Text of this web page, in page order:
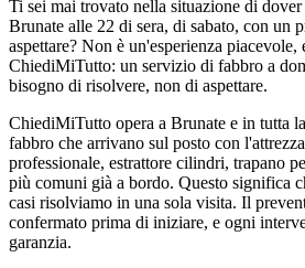
Ti sei mai trovato nella situazione di dover
Brunate alle 22 di sera, di sabato, con un
aspettare? Non è un'esperienza piacevole,
ChiediMiTutto: un servizio di fabbro a
bisogno di risolvere, non di aspettare.
ChiediMiTutto opera a Brunate e in tutta
fabbro che arrivano sul posto con
professionale, estrattore cilindri, trapano
più comuni già a bordo. Questo significa
casi risolviamo in una sola visita. Il
confermato prima di iniziare, e ogni
garanzia.